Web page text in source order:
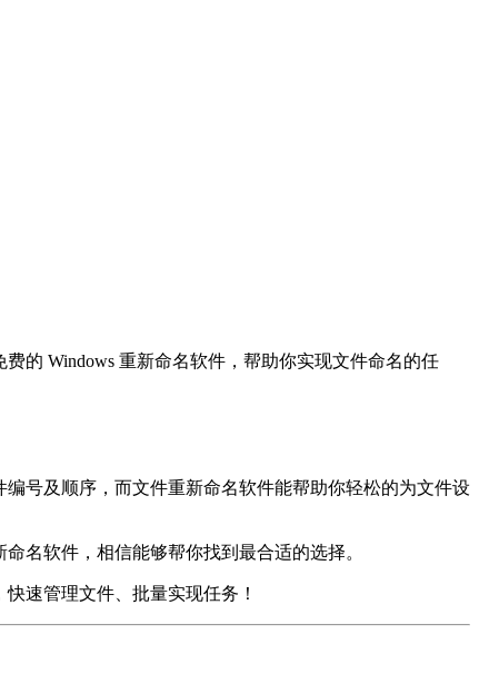
的 Windows 重新命名软件，帮助你实现文件命名的任
号及顺序，而文件重新命名软件能帮助你轻松的为文件设
名软件，相信能够帮你找到最合适的选择。
速管理文件、批量实现任务！